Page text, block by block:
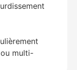
multi-